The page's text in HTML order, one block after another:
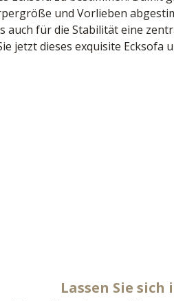
und Vorlieben
für die Stabilität eine
jetzt dieses exquisite Ecksofa
creme, Rücken Nessel, Sitz
Lassen Sie